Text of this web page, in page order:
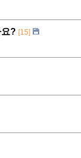
? [15]